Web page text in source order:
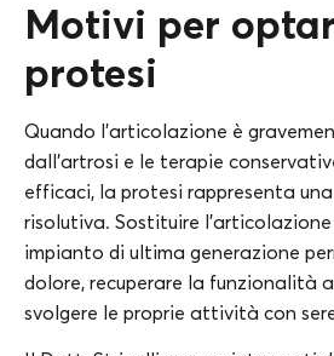
Motivi per
protesi
Quando l’articolazione è
dall’artrosi e le terapie
efficaci, la protesi rappresenta
risolutiva. Sostituire
impianto di ultima generazione
dolore, recuperare la funzionalità
svolgere le proprie attività con